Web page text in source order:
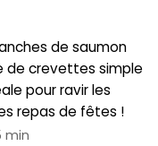
de saumon
de crevettes simple
pour ravir les
repas de fêtes !
min